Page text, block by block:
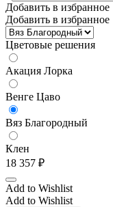
Добавить в избранное
Добавить в избранное
Цветовые решения
Акация Лорка
Венге Цаво
Вяз Благородный
Клен
18 357 ₽
Add to Wishlist
Add to Wishlist